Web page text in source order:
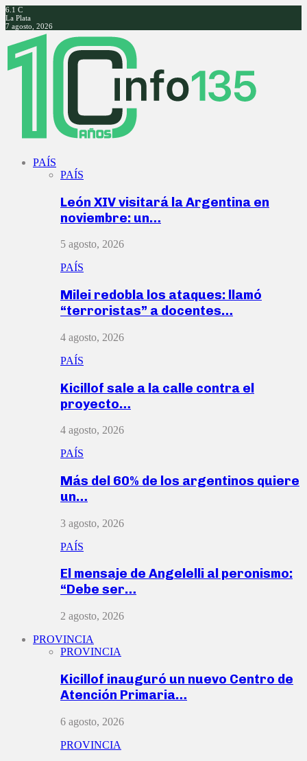
6.1 C
La Plata
7 agosto, 2026
Facebook
Twitter
Instagram
Youtube
PAÍS
PAÍS
León XIV visitará la Argentina en
noviembre: un…
5 agosto, 2026
PAÍS
Milei redobla los ataques: llamó
“terroristas” a docentes…
4 agosto, 2026
PAÍS
Kicillof sale a la calle contra el
proyecto…
4 agosto, 2026
PAÍS
Más del 60% de los argentinos quiere
un…
3 agosto, 2026
PAÍS
El mensaje de Angelelli al peronismo:
“Debe ser…
2 agosto, 2026
PROVINCIA
PROVINCIA
Kicillof inauguró un nuevo Centro de
Atención Primaria…
6 agosto, 2026
PROVINCIA